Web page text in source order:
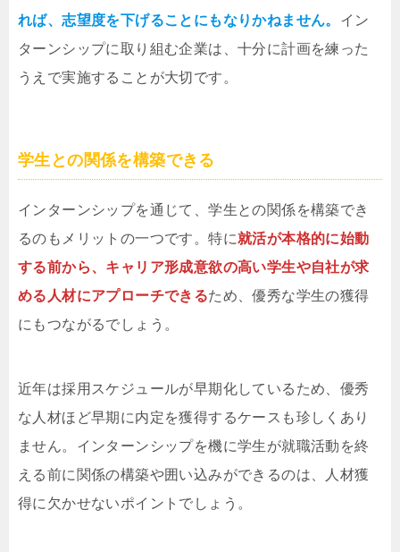
れば、志望度を下げることにもなりかねません。 イン
ターンシップに取り組む企業は、十分に計画を練った
うえで実施することが大切です。
学生との関係を構築できる
インターンシップを通じて、学生との関係を構築でき
るのもメリットの一つです。特に就活が本格的に始動
する前から、キャリア形成意欲の高い学生や自社が求
める人材にアプローチできるため、優秀な学生の獲得
にもつながるでしょう。
近年は採用スケジュールが早期化しているため、優秀
な人材ほど早期に内定を獲得するケースも珍しくあり
ません。インターンシップを機に学生が就職活動を終
える前に関係の構築や囲い込みができるのは、人材獲
得に欠かせないポイントでしょう。